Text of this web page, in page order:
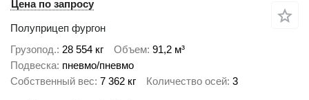
Цена по запросу
Полуприцеп фургон
Грузопод. 28 554 кг Объем 91,2 м³
Подвеска пневмо/пневмо
Собственный вес 7 362 кг Количество осей 3